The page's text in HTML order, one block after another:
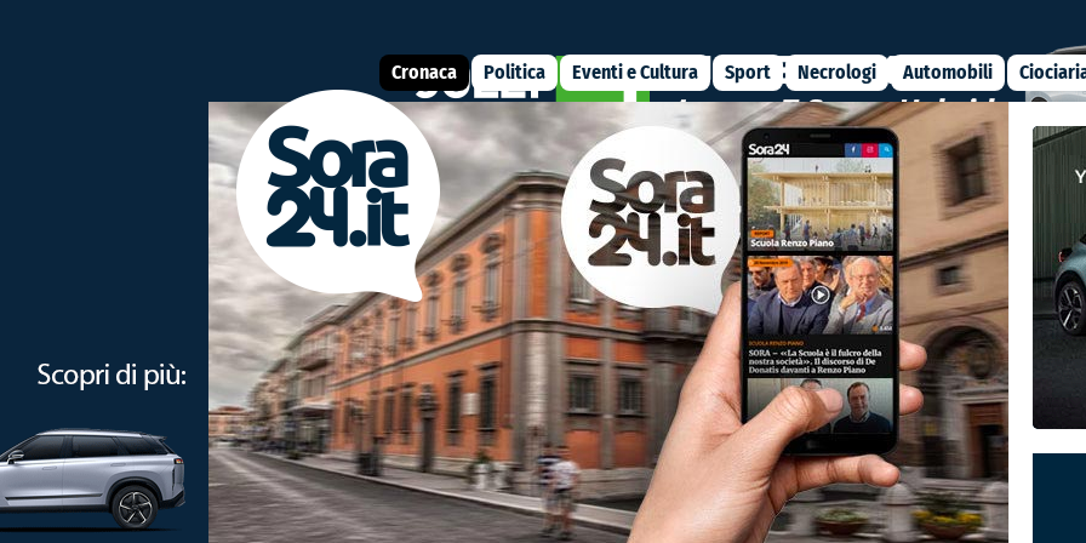
Cronaca Politica Eventi e Cultura Sport Necrologi Automobili